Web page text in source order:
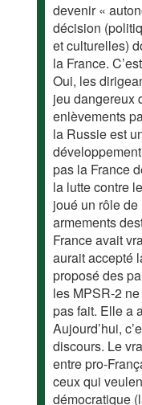
devenir «
décision
et culturelles)
la France.
Oui, les
jeu dangereux
enlèvements
la Russie est
pas la France
la lutte contre
joué un rôle
armements
France avait
aurait accepté
proposé des
les MPSR-2
pas fait. Elle a
Aujourd’hui,
discours. Le
entre pro-
ceux qui
démocratique